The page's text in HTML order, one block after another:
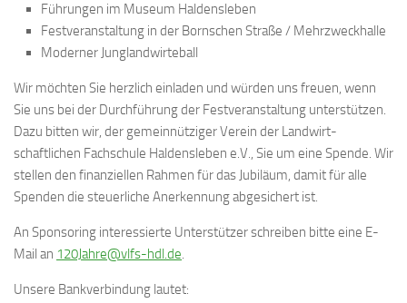
Führungen im Museum Haldensleben
Festveranstaltung in der Bornschen Straße / Mehrzweckhalle
Moderner Junglandwirteball
Wir möchten Sie herzlich einladen und würden uns freuen, wenn
Sie uns bei der Durchführung der Festveranstaltung unterstützen.
Dazu bitten wir, der gemeinnütziger Verein der Landwirt-
schaftlichen Fachschule Haldensleben e.V., Sie um eine Spende. Wir
stellen den finanziellen Rahmen für das Jubiläum, damit für alle
Spenden die steuerliche Anerkennung abgesichert ist.
An Sponsoring interessierte Unterstützer schreiben bitte eine E-
Mail an 120Jahre@vlfs-hdl.de.
Unsere Bankverbindung lautet: